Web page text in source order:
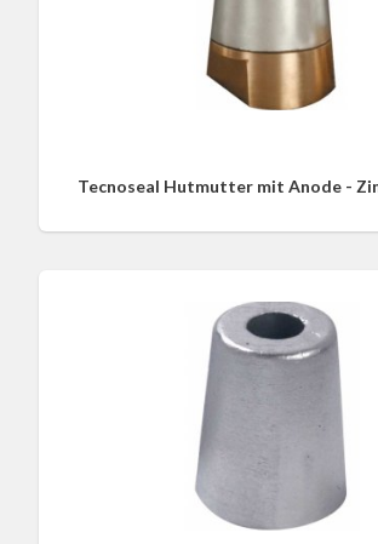
Tecnoseal Hutmutter mit Anode -